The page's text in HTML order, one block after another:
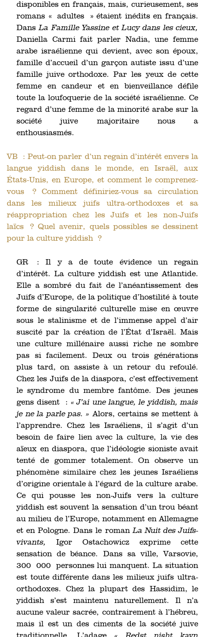
disponibles en français, mais, curieusement, ses
romans « adultes » étaient inédits en français.
DansLa Famille Yassine et Lucy dans les cieux,
Daniella Carmi fait parler Nadia, une femme
arabe israélienne qui devient, avec son époux,
famille d’accueil d’un garçon autiste issu d’une
famille juive orthodoxe. Par les yeux de cette
femme en candeur et en bienveillance défile
toute la loufoquerie de la société israélienne. Ce
regard d’une femme de la minorité arabe sur la
société juive majoritaire nous a
enthousiasmés.
VB : Peut-on parler d’un regain d’intérêt envers la
langue yiddish dans le monde, en Israël, aux
États-Unis, en Europe, et comment le comprenez-
vous ? Comment définiriez-vous sa circulation
dans les milieux juifs ultra-orthodoxes et sa
réappropriation chez les Juifs et les non-Juifs
laïcs ? Quel avenir, quels possibles se dessinent
pour la culture yiddish ?
GR : Il y a de toute évidence un regain
d’intérêt. La culture yiddish est une Atlantide.
Elle a sombré du fait de l’anéantissement des
Juifs d’Europe, de la politique d’hostilité à toute
forme de singularité culturelle mise en œuvre
sous le stalinisme et de l’immense appel d’air
suscité par la création de l’État d’Israël. Mais
une culture millénaire aussi riche ne sombre
pas si facilement. Deux ou trois générations
plus tard, on assiste à un retour du refoulé.
Chez les Juifs de la diaspora, c’est effectivement
le syndrome du membre fantôme. Des jeunes
gens disent : « J’ai une langue, le yiddish, mais
je ne la parle pas. » Alors, certains se mettent à
l’apprendre. Chez les Israéliens, il s’agit d’un
besoin de faire lien avec la culture, la vie des
aïeux en diaspora, que l’idéologie sioniste avait
tenté de gommer totalement. On observe un
phénomène similaire chez les jeunes Israéliens
d’origine orientale à l’égard de la culture arabe.
Ce qui pousse les non-Juifs vers la culture
yiddish est souvent la sensation d’un trou béant
au milieu de l’Europe, notamment en Allemagne
et en Pologne. Dans le romanLa Nuit des Juifs-
vivants,
Igor Ostachowicz exprime cette
sensation de béance. Dans sa ville, Varsovie,
300 000 personnes lui manquent. La situation
est toute différente dans les milieux juifs ultra-
orthodoxes. Chez la plupart des Hassidim, le
yiddish s’est maintenu naturellement. Il n’a
aucune valeur sacrée, contrairement à l’hébreu,
mais il est un des ciments de la société juive